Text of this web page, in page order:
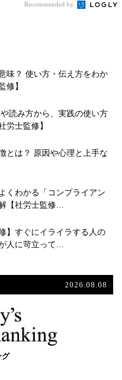
Recommended by
味？ 使い方・伝え方をわか
修】
読み方から、実践の使い方
労士監修】
とは？ 原因や心理と上手な
くわかる「コンプライアン
【社労士監修…
】すぐにイライラする人の
人に苛立って…
2026.08.08
グ